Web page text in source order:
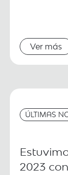
Ver más
ÚLTIMAS
2023